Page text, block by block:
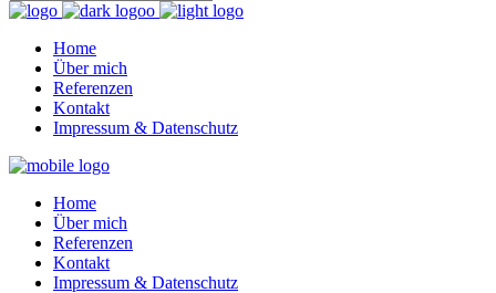
Home
Über mich
Referenzen
Kontakt
Impressum & Datenschutz
Home
Über mich
Referenzen
Kontakt
Impressum & Datenschutz